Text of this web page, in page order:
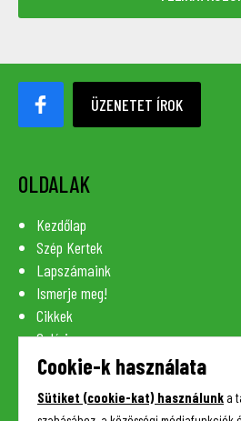
ÜZENETET ÍROK
OLDALAK
Kezdőlap
Szép Kertek
Lapszámaink
Ismerje meg!
Cikkek
Galéria
Szaknévsor
Kapcsolat
Cookie-k használata
Sütiket (cookie-kat) használunk a